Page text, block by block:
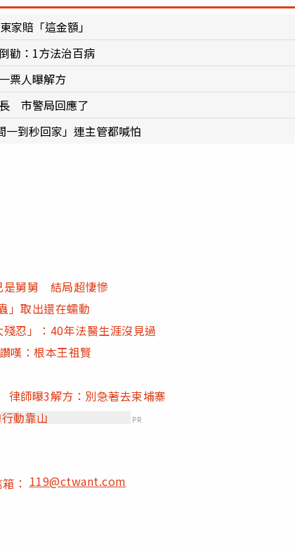
賠「這金額」
勸：1方法治百病
票人曝解方
市警局回應了
到秒回家」連主管都喊怕
是舅舅 結局超悽慘
」取出還在蠕動
忍」：40年法醫生涯沒見過
嘆：根本王祖賢
師曝3解方：別急著去柬埔寨
動靠山
PR
箱：119@ctwant.com